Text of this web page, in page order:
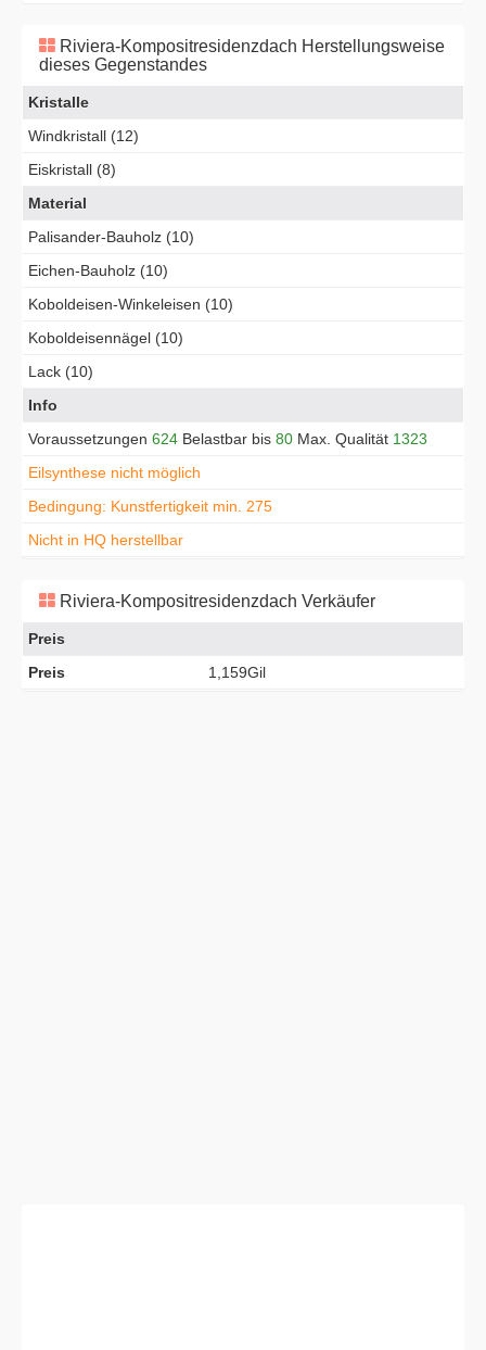
Riviera-Kompositresidenzdach Herstellungsweise
dieses Gegenstandes
Kristalle
Windkristall (12)
Eiskristall (8)
Material
Palisander-Bauholz (10)
Eichen-Bauholz (10)
Koboldeisen-Winkeleisen (10)
Koboldeisennägel (10)
Lack (10)
Info
Voraussetzungen 624 Belastbar bis 80 Max. Qualität 1323
Eilsynthese nicht möglich
Bedingung: Kunstfertigkeit min. 275
Nicht in HQ herstellbar
Riviera-Kompositresidenzdach Verkäufer
Preis
Preis
1,159Gil